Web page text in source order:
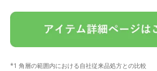
*1 角層の範囲内における自社従来品処方との比較